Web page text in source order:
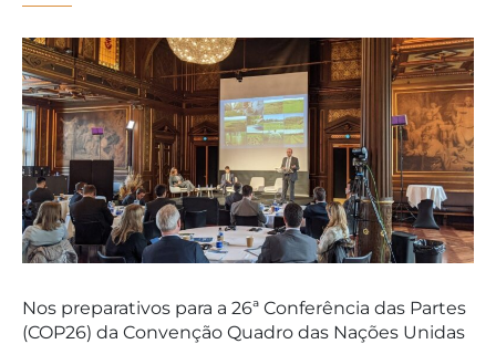
Nos preparativos para a 26ª Conferência das Partes
(COP26) da Convenção Quadro das Nações Unidas